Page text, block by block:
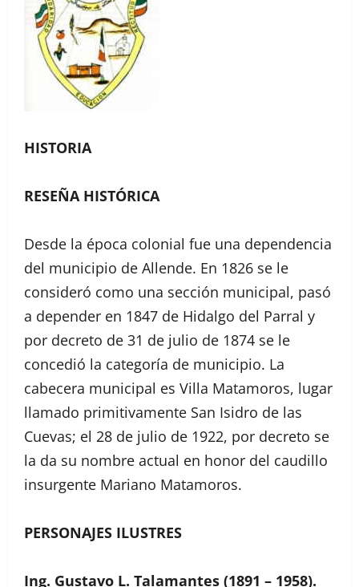
HISTORIA
RESEÑA HISTÓRICA
Desde la época colonial fue una dependencia
del municipio de Allende. En 1826 se le
consideró como una sección municipal, pasó
a depender en 1847 de Hidalgo del Parral y
por decreto de 31 de julio de 1874 se le
concedió la categoría de municipio. La
cabecera municipal es Villa Matamoros, lugar
llamado primitivamente San Isidro de las
Cuevas; el 28 de julio de 1922, por decreto se
la da su nombre actual en honor del caudillo
insurgente Mariano Matamoros.
PERSONAJES ILUSTRES
Ing. Gustavo L. Talamantes (1891 – 1958).